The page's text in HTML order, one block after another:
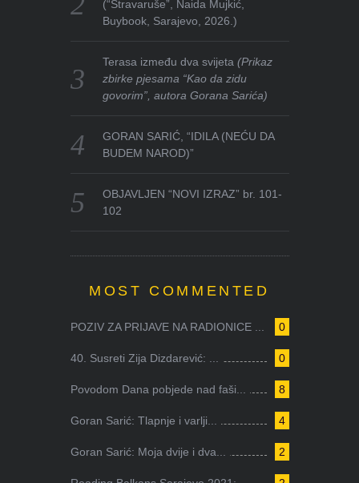
(“Stravaruše”, Naida Mujkić,
Buybook, Sarajevo, 2026.)
Terasa između dva svijeta(Prikaz
zbirke pjesama “Kao da zidu
govorim”, autora Gorana Sarića)
GORAN SARIĆ, “IDILA (NEĆU DA
BUDEM NAROD)”
OBJAVLJEN “NOVI IZRAZ” br. 101-
102
MOST COMMENTED
0
POZIV ZA PRIJAVE NA RADIONICE ...
0
40. Susreti Zija Dizdarević: ...
8
Povodom Dana pobjede nad faši...
4
Goran Sarić: Tlapnje i varlji...
2
Goran Sarić: Moja dvije i dva...